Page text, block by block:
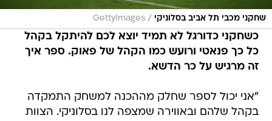
שחקני מכבי תל אביב בסלוניקי /
GettyImages
כשחקני כדורגל לא תמיד יוצא לכם להיתקל בקהל
כל כך פנאטי ורועש כמו הקהל של פאוק. ספר איך
זה מרגיש על כר הדשא.
"אני יכול לספר שחלק מההכנה למשחק התמקדה
בקהל שלהם ובאווירה שמצפה לנו בסלוניקי. הצוות